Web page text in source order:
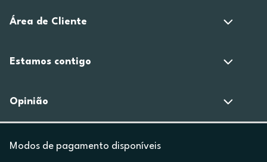
Área de Cliente
Estamos contigo
Opinião
Modos de pagamento disponíveis